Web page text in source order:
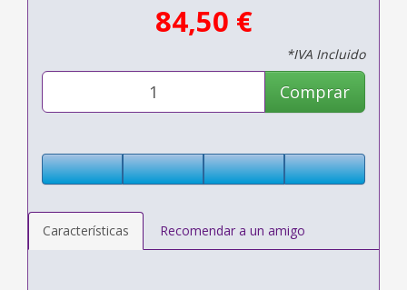
84,50 €
*IVA Incluido
Comprar
Características Recomendar a un amigo